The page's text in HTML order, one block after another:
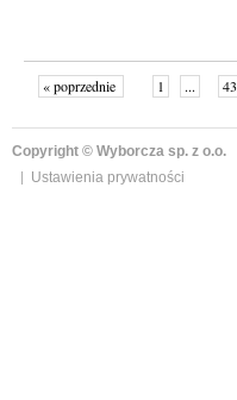
« poprzednie 1 ... 43
Copyright © Wyborcza sp. z o.o.
Ustawienia prywatności